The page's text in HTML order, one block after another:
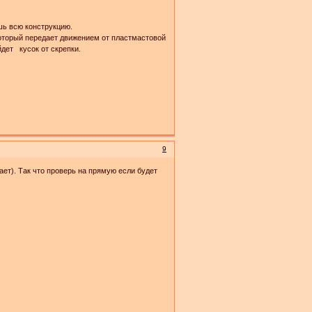
всю конструкцию.
передает движением от пластмастовой
кусок от скрепки.
9
Так что проверь на прямую если будет